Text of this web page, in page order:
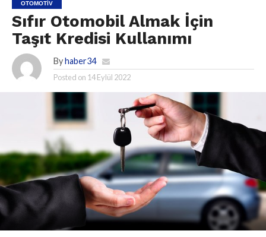
OTOMOTIV
Sıfır Otomobil Almak İçin
Taşıt Kredisi Kullanımı
By haber34
Posted on 14 Eylül 2022